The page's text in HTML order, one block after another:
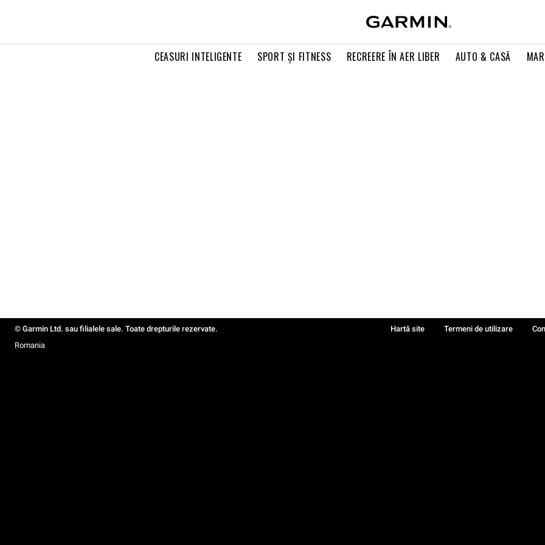
CEASURI INTELIGENTE SPORT ŞI FITNESS RECREERE ÎN AER LIBER AUTO & CASĂ
© Garmin Ltd. sau filialele sale. Toate drepturile rezervate. Hartă site Termeni de utilizare
Romania